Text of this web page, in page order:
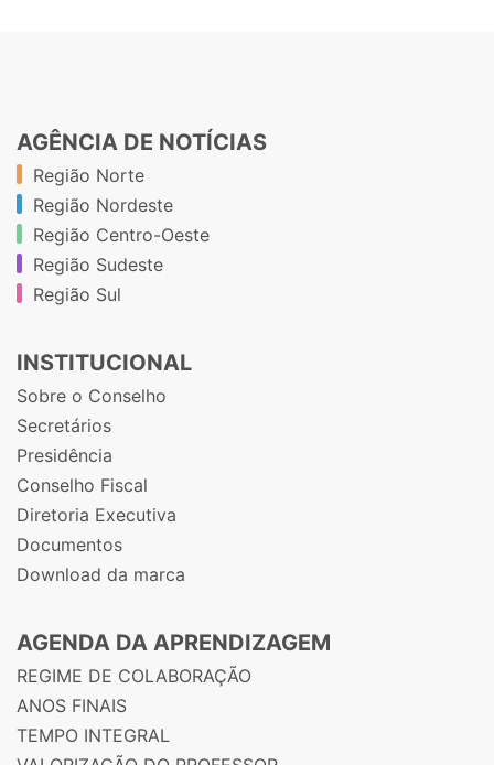
AGÊNCIA DE NOTÍCIAS
Região Norte
Região Nordeste
Região Centro-Oeste
Região Sudeste
Região Sul
INSTITUCIONAL
Sobre o Conselho
Secretários
Presidência
Conselho Fiscal
Diretoria Executiva
Documentos
Download da marca
AGENDA DA APRENDIZAGEM
REGIME DE COLABORAÇÃO
ANOS FINAIS
TEMPO INTEGRAL